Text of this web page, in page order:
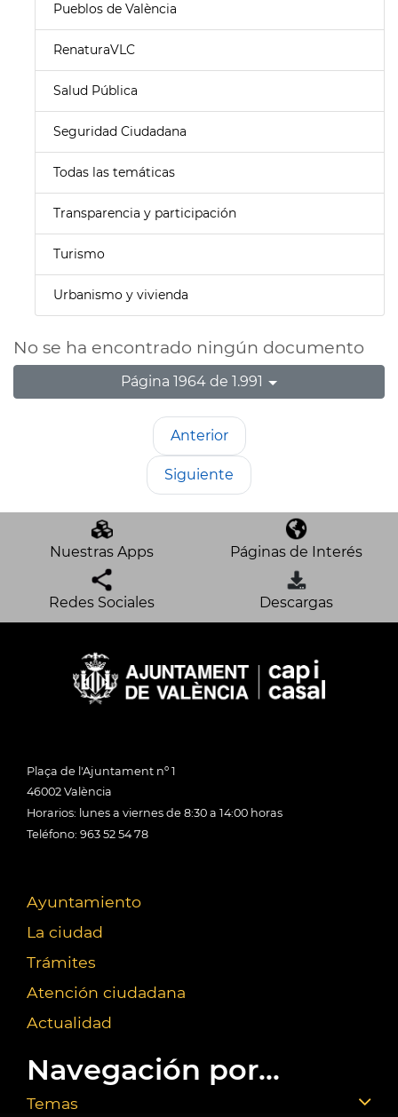
Pueblos de València
RenaturaVLC
Salud Pública
Seguridad Ciudadana
Todas las temáticas
Transparencia y participación
Turismo
Urbanismo y vivienda
No se ha encontrado ningún documento
Página 1964 de 1.991
Anterior
Siguiente
Nuestras Apps Páginas de Interés
Redes Sociales Descargas
Plaça de l'Ajuntament nº 1
46002 València
Horarios: lunes a viernes de 8:30 a 14:00 horas
Teléfono: 963 52 54 78
Ayuntamiento
La ciudad
Trámites
Atención ciudadana
Actualidad
Navegación por...
Temas